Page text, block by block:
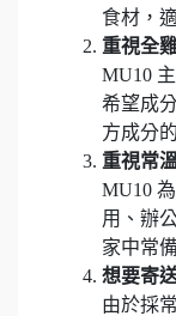
食材，
重視全
MU10
希望成
方成分
重視常
MU10
用、辦
家中常
想要寄
由於採